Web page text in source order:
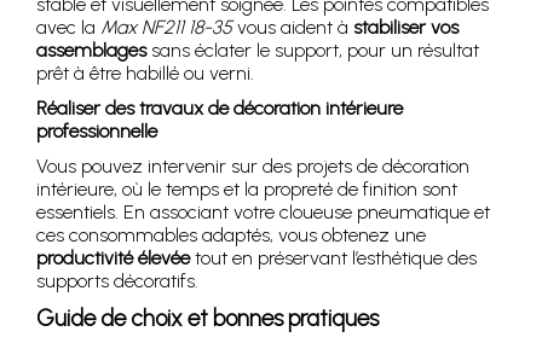
avec la Max NF211 18-35vous aident à stabiliser vos
assemblagessans éclater le support, pour un résultat
prêt à être habillé ou verni.
Réaliser des travaux de décoration intérieure
professionnelle
Vous pouvez intervenir sur des projets de décoration
intérieure, où le temps et la propreté de finition sont
essentiels. En associant votre cloueuse pneumatique et
ces consommables adaptés, vous obtenez une
productivité élevéetout en préservant l’esthétique des
supports décoratifs.
Guide de choix et bonnes pratiques